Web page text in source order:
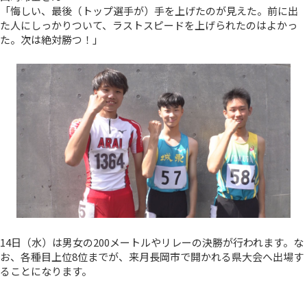
「悔しい、最後（トップ選手が）手を上げたのが見えた。前に出
た人にしっかりついて、ラストスピードを上げられたのはよかっ
た。次は絶対勝つ！」
14日（水）は男女の200メートルやリレーの決勝が行われます。な
お、各種目上位8位までが、来月長岡市で開かれる県大会へ出場す
ることになります。